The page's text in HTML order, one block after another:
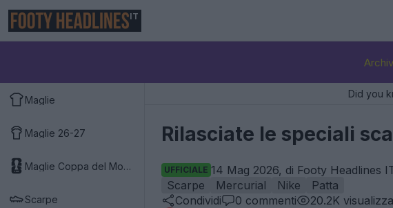
IT
Maglie
Maglie 26-27
Maglie Coppa del Mondo 2026
Scarpe
Did you
Rilasciate le speciali
UFFICIALE 14 Mag 2026, di Footy Headlines
Scarpe
Mercurial Nike
Patta
Condividi
0 commenti 20.2K